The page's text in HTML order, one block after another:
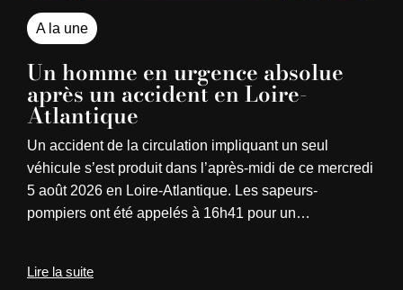
A la une
Un homme en urgence absolue
après un accident en Loire-
Atlantique
Un accident de la circulation impliquant un seul
véhicule s’est produit dans l’après-midi de ce mercredi
5 août 2026 en Loire-Atlantique. Les sapeurs-
pompiers ont été appelés à 16h41 pour un…
Lire la suite